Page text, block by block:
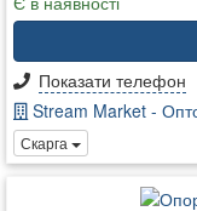
Показати телефон
Stream Market -
Скарга